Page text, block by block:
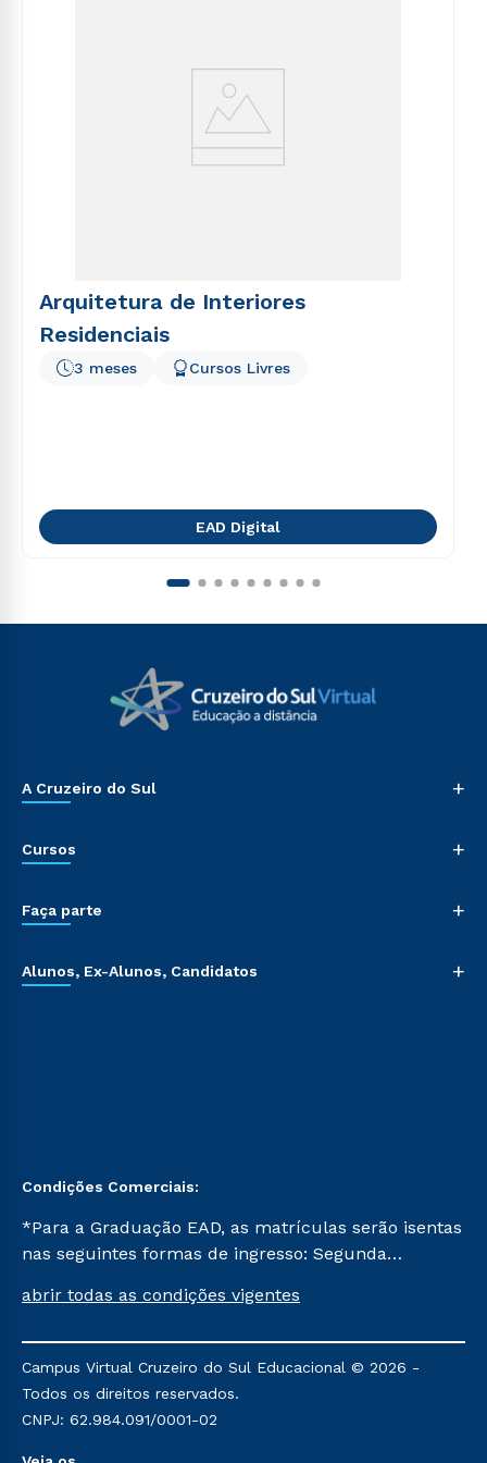
Arquitetura de Interiores
Residenciais
3 meses Cursos Livres
EAD Digital
A Cruzeiro do Sul +
Cursos +
Faça parte +
Alunos, Ex-Alunos, Candidatos +
Condições Comerciais:
*Para a Graduação EAD, as matrículas serão isentas
nas seguintes formas de ingresso: Segunda
Já para as demais, a taxa de matrícula será de R$
mencionadas são referentes aos cursos: Ensino
Religioso, Geografia para a Docência e Metodologia
do Ensino de História: Questões Atuais.
abrir todas as condições vigentes
Campus Virtual Cruzeiro do Sul Educacional © 2026 -
Todos os direitos reservados.
CNPJ: 62.984.091/0001-02